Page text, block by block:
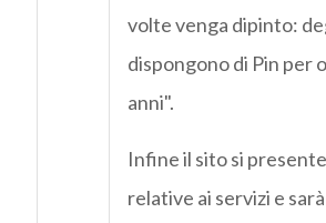
volte venga dipinto:
dispongono di Pin per
anni".
Infine il sito si
relative ai servizi e